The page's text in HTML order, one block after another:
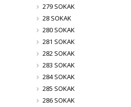
279 SOKAK
28 SOKAK
280 SOKAK
281 SOKAK
282 SOKAK
283 SOKAK
284 SOKAK
285 SOKAK
286 SOKAK